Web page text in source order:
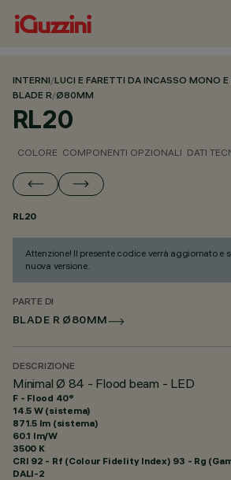
INTERNI/LUCI E FARETTI DA INCASSO MONO
BLADE R/Ø80MM
RL20
COLORE COMPONENTI OPZIONALI DATI
RL20
Attenzione! Il presente codice verrà aggiornato e
nuova versione.
PARTE DI
BLADE R Ø80MM
DESCRIZIONE
Minimal Ø 84 - Flood beam - LED
F - Flood 40°
14.5 W (sistema)
871.5 lm (sistema)
60.1 lm/W
3500 K
CRI 92 - Rf (Colour Fidelity Index) 93 - Rg
DALI-2